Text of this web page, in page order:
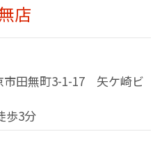
店
田無町3-1-17 矢ケ崎ビ
歩3分